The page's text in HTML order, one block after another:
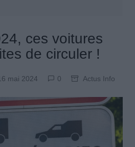
ces voitures
de circuler !
mai 2024 0 Actus Info